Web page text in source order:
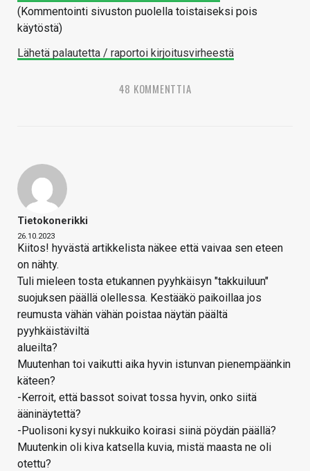
(Kommentointi sivuston puolella toistaiseksi pois
käytöstä)
Lähetä palautetta / raportoi kirjoitusvirheestä
48 KOMMENTTIA
Tietokonerikki
26.10.2023
Kiitos! hyvästä artikkelista näkee että vaivaa sen eteen
on nähty.
Tuli mieleen tosta etukannen pyyhkäisyn "takkuiluun"
suojuksen päällä olellessa. Kestääkö paikoillaa jos
reumusta vähän vähän poistaa näytän päältä
pyyhkäistäviltä
alueilta?
Muutenhan toi vaikutti aika hyvin istunvan pienempäänkin
käteen?
-Kerroit, että bassot soivat tossa hyvin, onko siitä
ääninäytettä?
-Puolisoni kysyi nukkuiko koirasi siinä pöydän päällä?
Muutenkin oli kiva katsella kuvia, mistä maasta ne oli
otettu?